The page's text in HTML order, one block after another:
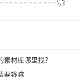
材库哪里找？
要钱嘛